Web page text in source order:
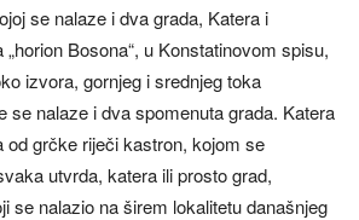
se nalaze i dva grada, Katera i
Bosona“, u Konstatinovom spisu,
izvora, gornjeg i srednjeg toka
se nalaze i dva spomenuta grada. Katera
od grčke riječi kastron, kojom se
utvrda, katera ili prosto grad,
se nalazio na širem lokalitetu današnjeg